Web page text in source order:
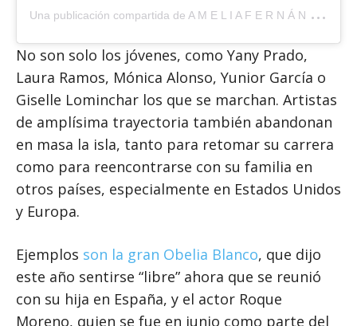
U
na publicación compartida de A M E L I A F E R N Á N D E Z (@ameli_fdez)
No son solo los jóvenes, como Yany Prado,
Laura Ramos, Mónica Alonso, Yunior García o
Giselle Lominchar los que se marchan. Artistas
de amplísima trayectoria también abandonan
en masa la isla, tanto para retomar su carrera
como para reencontrarse con su familia en
otros países, especialmente en Estados Unidos
y Europa.
Ejemplos son la gran Obelia Blanco, que dijo
este año sentirse “libre” ahora que se reunió
con su hija en España, y el actor Roque
Moreno, quien se fue en junio como parte del